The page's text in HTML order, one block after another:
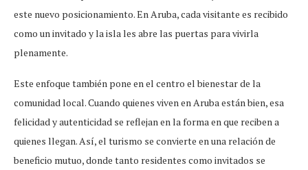
este nuevo posicionamiento. En Aruba, cada visitante es recibido
como un invitado y la isla les abre las puertas para vivirla
plenamente.
Este enfoque también pone en el centro el bienestar de la
comunidad local. Cuando quienes viven en Aruba están bien, esa
felicidad y autenticidad se reflejan en la forma en que reciben a
quienes llegan. Así, el turismo se convierte en una relación de
beneficio mutuo, donde tanto residentes como invitados se